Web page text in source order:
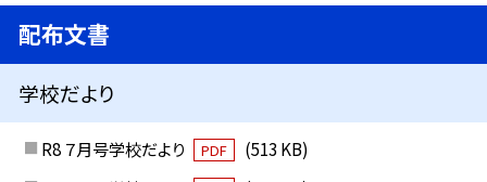
配布文書
学校だより
R8 ７月号学校だより PDF
(513 KB)